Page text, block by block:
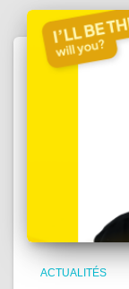
ACTUALITÉS